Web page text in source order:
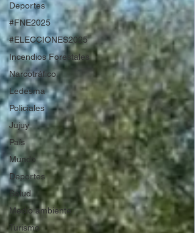
Deportes
#FNE2025
#ELECCIONES2025
Incendios Forestales
Narcotráfico
Ledesma
Policiales
Jujuy
País
Mundo
Deportes
Salud
Medio ambiente
Turismo